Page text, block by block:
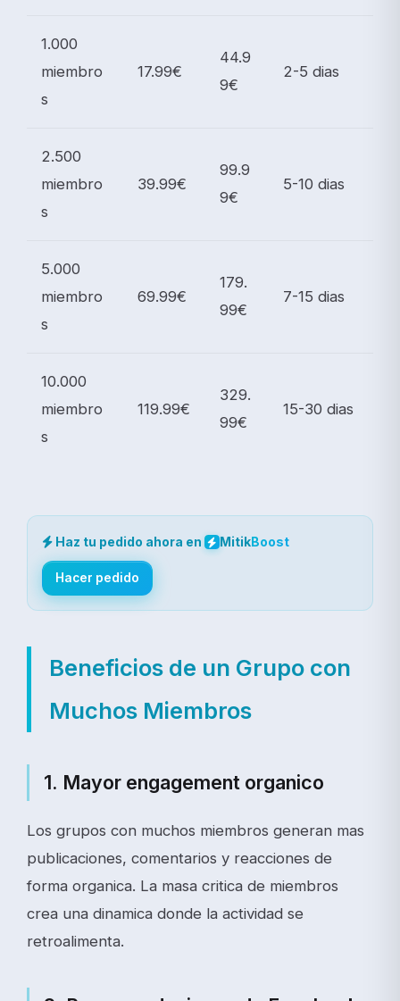
1.000
miembro
s
17.99€
44.9
9€
2-5 dias
2.500
miembro
s
39.99€
99.9
9€
5-10 dias
5.000
miembro
s
69.99€
179.
99€
7-15 dias
10.000
miembro
s
119.99€
329.
99€
15-30 dias
Haz tu pedido ahora en MitikBoost
Hacer pedido
Beneficios de un Grupo con
Muchos Miembros
1. Mayor engagement organico
Los grupos con muchos miembros generan mas
publicaciones, comentarios y reacciones de
forma organica. La masa critica de miembros
crea una dinamica donde la actividad se
retroalimenta.